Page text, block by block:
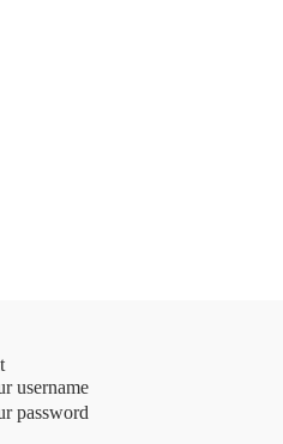
username
password